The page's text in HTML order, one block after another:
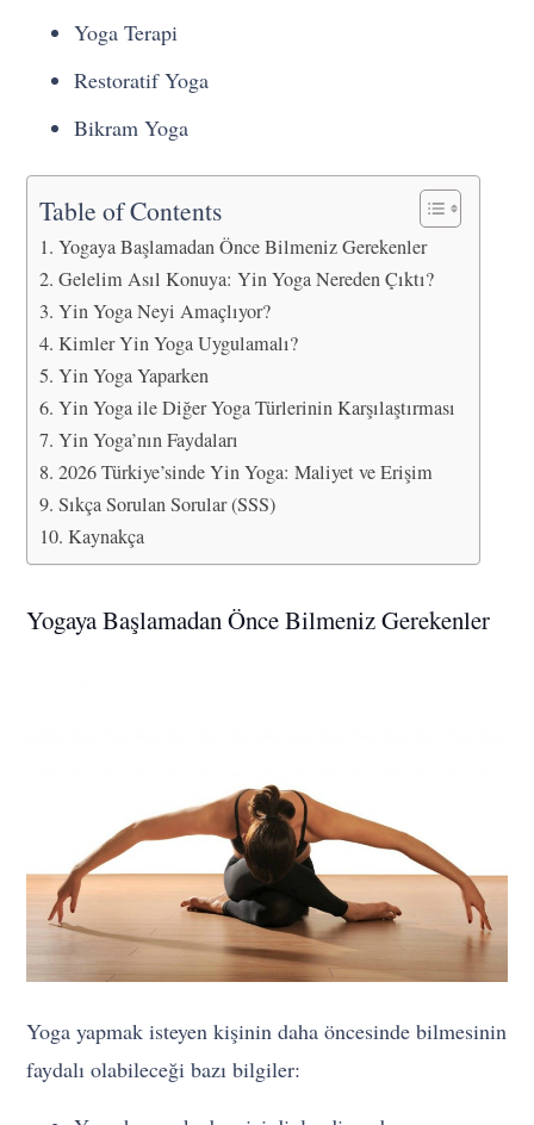
Yoga Terapi
Restoratif Yoga
Bikram Yoga
Table of Contents
Yogaya Başlamadan Önce Bilmeniz Gerekenler
Gelelim Asıl Konuya: Yin Yoga Nereden Çıktı?
Yin Yoga Neyi Amaçlıyor?
Kimler Yin Yoga Uygulamalı?
Yin Yoga Yaparken
Yin Yoga ile Diğer Yoga Türlerinin Karşılaştırması
Yin Yoga’nın Faydaları
2026 Türkiye’sinde Yin Yoga: Maliyet ve Erişim
Sıkça Sorulan Sorular (SSS)
Kaynakça
Yogaya Başlamadan Önce Bilmeniz Gerekenler
Yoga yapmak isteyen kişinin daha öncesinde bilmesinin
faydalı olabileceği bazı bilgiler: